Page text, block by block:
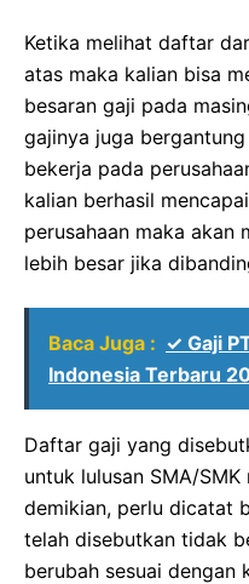
Ketika melihat daftar
atas maka kalian bisa
besaran gaji pada
gajinya juga
bekerja pada
kalian berhasil
perusahaan maka akan
lebih besar jika
Baca Juga : ✓ Gaji
Indonesia Terbaru
Daftar gaji yang
untuk lulusan SMA/
demikian, perlu dicatat
telah disebutkan tidak
berubah sesuai dengan